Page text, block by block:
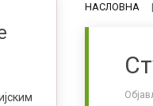
НАСЛОВНА